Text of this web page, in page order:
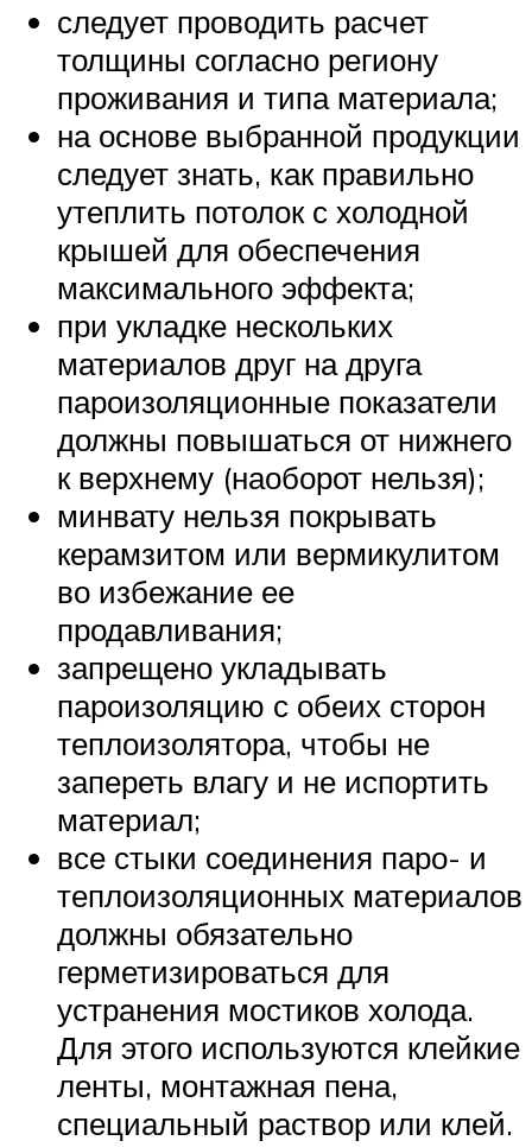
следует проводить расчет
толщины согласно региону
проживания и типа материала;
на основе выбранной продукции
следует знать, как правильно
утеплить потолок с холодной
крышей для обеспечения
максимального эффекта;
при укладке нескольких
материалов друг на друга
пароизоляционные показатели
должны повышаться от нижнего
к верхнему (наоборот нельзя);
минвату нельзя покрывать
керамзитом или вермикулитом
во избежание ее
продавливания;
запрещено укладывать
пароизоляцию с обеих сторон
теплоизолятора, чтобы не
запереть влагу и не испортить
материал;
все стыки соединения паро- и
теплоизоляционных материалов
должны обязательно
герметизироваться для
устранения мостиков холода.
Для этого используются клейкие
ленты, монтажная пена,
специальный раствор или клей.